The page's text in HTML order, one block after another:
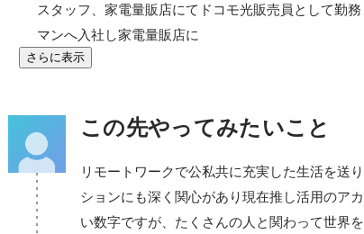
スタッフ、家電量販店にてドコモ光販売員として勤
マンへ入社し家電量販店に
さらに表示
この先やってみたいこと
リモートワークで公私共に充実した生活を送
ションにも深く関心があり現在推し活用のア
い数字ですが、たくさんの人と関わって世界